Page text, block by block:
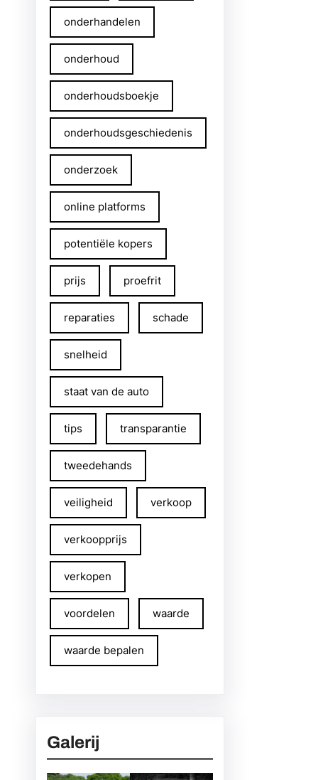
onderhandelen
onderhoud
onderhoudsboekje
onderhoudsgeschiedenis
onderzoek
online platforms
potentiële kopers
prijs proefrit
reparaties schade
snelheid
staat van de auto
tips transparantie
tweedehands
veiligheid verkoop
verkoopprijs
verkopen
voordelen waarde
waarde bepalen
Galerij